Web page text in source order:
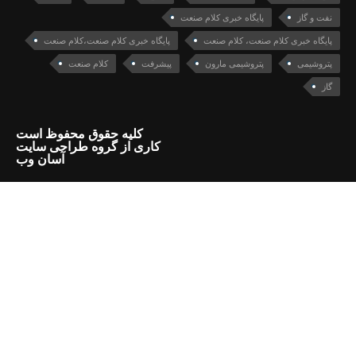
نفت و گاز پایگاه خبری کلام صنعت
پایگاه خبری کلام صنعت، کلام صنعت پایگاه خبری کلام صنعت،کلام صنعت
پتروشیمی پتروشیمی مارون پیشرفت کلام صنعت
گاز
کلیه حقوق محفوظ است
کاری از گروه طراحی سایت
آسان وب